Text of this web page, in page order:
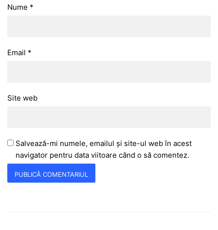
Nume *
Email *
Site web
Salvează-mi numele, emailul și site-ul web în acest
navigator pentru data viitoare când o să comentez.